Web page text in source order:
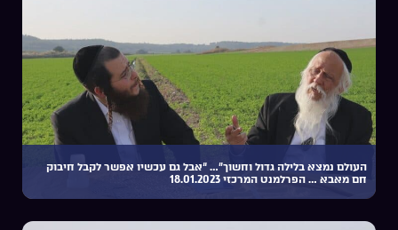
העולם נמצא בלילה גדול וחשוך”… “אבל גם עכשיו אפשר לקבל חיבוק
חם מאבא … הפרלמנט המרכזי 18.01.2023